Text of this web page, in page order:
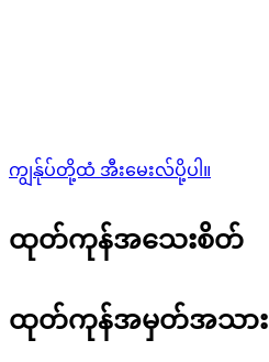
ကျွန်ုပ်တို့ထံ အီးမေးလ်ပို့ပါ။
ထုတ်ကုန်အသေးစိတ်
ထုတ်ကုန်အမှတ်အသား